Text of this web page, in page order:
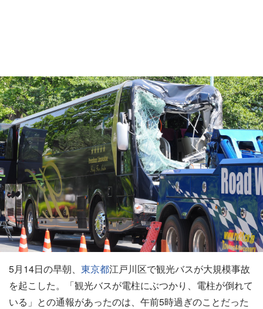
5月14日の早朝、 東京都江戸川区で観光バスが大規模事故
を起こした。「観光バスが電柱にぶつかり、電柱が倒れて
いる」との通報があったのは、午前5時過ぎのことだった